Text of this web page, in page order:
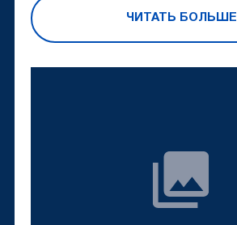
ЧИТАТЬ БОЛЬШЕ